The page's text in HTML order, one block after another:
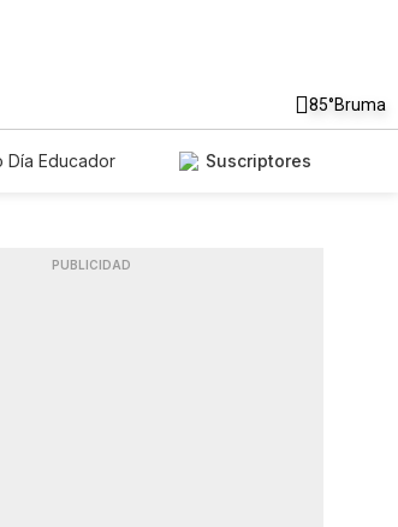
85°Bruma
Día Educador
Suscriptores
PUBLICIDAD